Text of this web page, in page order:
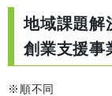
地域課題解
創業支援
※順不同